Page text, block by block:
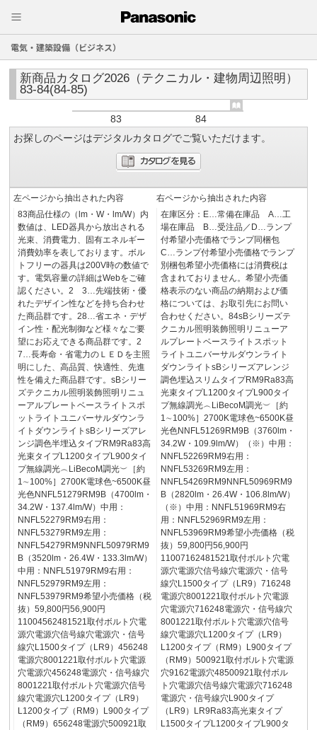
電気・建築設備（ビジネス）
新商品カタログ2026（テクニカル・建物周辺照明）
83-84(84-85)
83
84
お探しのページはデジタルカタログでご覧いただけます。
左ページから抽出された内容
83商品仕様の（lm・W・lm/W）内
数値は、LED器具から放出される
光束、消費電力、固有エネルギー
消費効率を表しております。ボル
トフリーの器具は200V時の数値で
す。電気容量の詳細はWebをご確
認ください。2 3…先端技術・優
れたデザイン性などを持ち合わせ
た商品群です。28…省エネ・デザ
イン性・配光制御など様々なご要
望にお応えできる商品群です。2
7…長寿命・省電力のＬＥＤを主照
明にした、高品質、快適性、先進
性を備えた商品群です。sBシリー
ズテクニカル照明装飾照明リニュ
ーアルプレートベースライトスポ
ットライトユニバーサルダウンラ
イトダウンライトsBシリーズアレ
ンジ調色半埋込タイプRM9Ra83高
光束タイプL1200タイプL900タイ
プ無線調光︵LiBecoM調光︶［約
1∼100%］2700K電球色~6500K昼
光色NNFL51279RM9B（4700lm・
34.2W・137.4lm/W）中用：
NNFL52279RM9右用：
NNFL53279RM9左用：
NNFL54279RM9NNFL50979RM9
B（3520lm・26.4W・133.3lm/W）
中用：NNFL51979RM9右用：
NNFL52979RM9左用：
NNFL53979RM9希望小売価格（税
抜）59,800円56,900円
11004562481521取付ボルト穴電
源穴電源穴信号線穴電源穴・信号
線穴L1500タイプ（LR9）456248
電源穴8001221取付ボルト穴電源
穴電源穴456248電源穴・信号線穴
8001221取付ボルト穴電源穴信号
線穴電源穴L1200タイプ（LR9）
L1200タイプ（RM9）L900タイプ
（RM9）656248電源穴500921取
右ページから抽出された内容
在庫区分：E…常備在庫品 A…工
場在庫品 B…受注品／D…ランプ
付希望小売価格でランプ同梱包
C…ランプ付希望小売価格でランプ
別梱包希望小売価格には消費税は
含まれておりません。希望小売価
格表示のない商品の納期および価
格については、お取引先にお問い
合わせください。84sBシリーズテ
クニカル照明装飾照明リニューア
ルプレートベースライトスポット
ライトユニバーサルダウンライト
ダウンライトsBシリーズアレンジ
調色埋込スリムタイプRM9Ra83高
光束タイプL1200タイプL900タイ
プ無線調光︵LiBecoM調光︶［約
1∼100%］2700K電球色~6500K昼
光色NNFL51269RM9B（3760lm・
34.2W・109.9lm/W）（※）中用：
NNFL52269RM9右用：
NNFL53269RM9左用：
NNFL54269RM9NNFL50969RM9
B（2820lm・26.4W・106.8lm/W）
（※）中用：NNFL51969RM9右
用：NNFL52969RM9左用：
NNFL53969RM9希望小売価格（税
抜）59,800円56,900円
11007162481521取付ボルト穴電
源穴電源穴信号線穴電源穴・信号
線穴L1500タイプ（LR9）716248
電源穴8001221取付ボルト穴電源
穴電源穴716248電源穴・信号線穴
8001221取付ボルト穴電源穴信号
線穴電源穴L1200タイプ（LR9）
L1200タイプ（RM9）L900タイプ
（RM9）500921取付ボルト穴電源
穴9162電源穴48500921取付ボル
ト穴電源穴信号線穴電源穴716248
電源穴・信号線穴L900タイプ
（LR9）LR9Ra83高光束タイプ
L1500タイプL1200タイプL900タ